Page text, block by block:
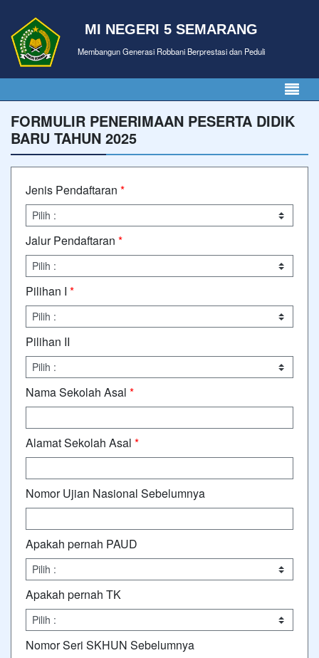
MI NEGERI 5 SEMARANG
Membangun Generasi Robbani Berprestasi dan Peduli
FORMULIR PENERIMAAN PESERTA DIDIK
BARU TAHUN 2025
Jenis Pendaftaran *
Jalur Pendaftaran *
Pilihan I *
Pilihan II
Nama Sekolah Asal *
Alamat Sekolah Asal *
Nomor Ujian Nasional Sebelumnya
Apakah pernah PAUD
Apakah pernah TK
Nomor Seri SKHUN Sebelumnya